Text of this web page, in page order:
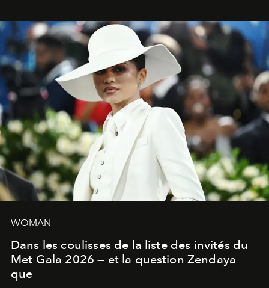
WOMAN
Dans les coulisses de la liste des invités du
Met Gala 2026 — et la question Zendaya
que